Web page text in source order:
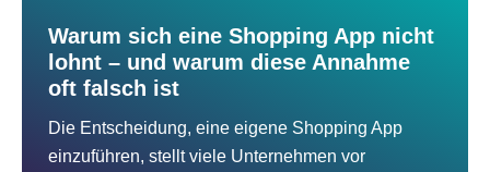
Warum sich eine Shopping App nicht
lohnt – und warum diese Annahme
oft falsch ist
Die Entscheidung, eine eigene Shopping App
einzuführen, stellt viele Unternehmen vor